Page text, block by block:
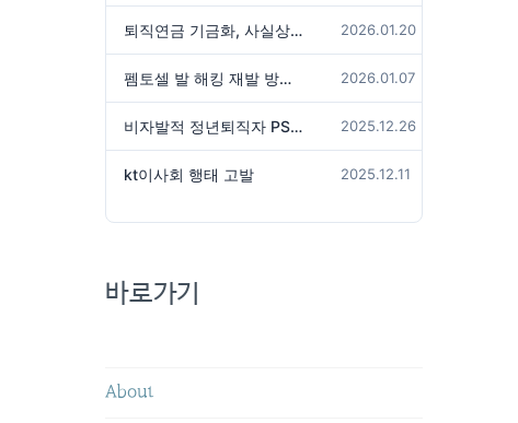
퇴직연금 기금화, 사실상 국가가 관리하겠다는 것인가? 2026.01.20
펨토셀 발 해킹 재발 방지 위해서는 2026.01.07
비자발적 정년퇴직자 PS성과급 미지급은 임금체불 아닌가? 2025.12.26
kt이사회 행태 고발 2025.12.11
바로가기
About